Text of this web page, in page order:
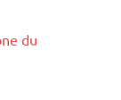
du